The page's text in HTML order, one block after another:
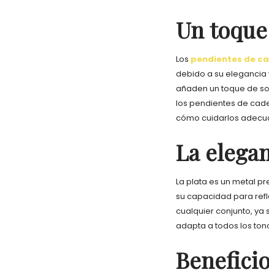
Un
Los pendientes de
debido a su elegancia
añaden un toque de
los pendientes de
cómo cuidarlos
La
La plata es un metal
su capacidad para
cualquier conjunto, ya
adapta a todos los